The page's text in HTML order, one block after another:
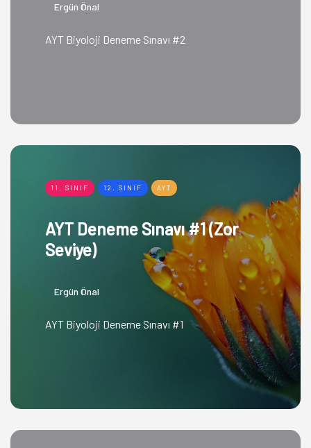
Ergün Önal
AYT Biyoloji Deneme Sınavı #2
11. SINIF 12. SINIF AYT
AYT Deneme Sınavı #1 (Zor
Seviye)
Ergün Önal
AYT Biyoloji Deneme Sınavı #1